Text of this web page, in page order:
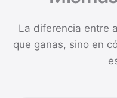
La diferencia entre
que ganas, sino en